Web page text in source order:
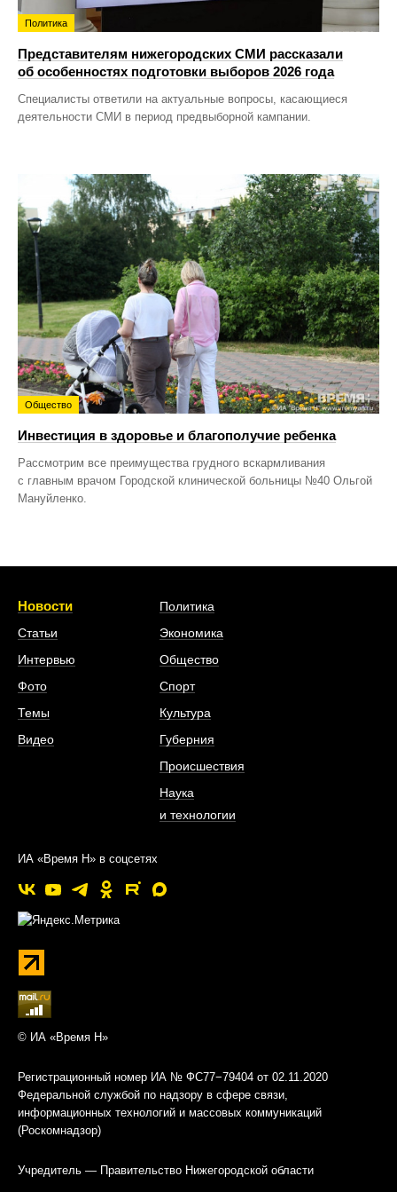
Политика
Представителям нижегородских СМИ рассказали
об особенностях подготовки выборов 2026 года
Специалисты ответили на актуальные вопросы, касающиеся
деятельности СМИ в период предвыборной кампании.
Общество
Инвестиция в здоровье и благополучие ребенка
Рассмотрим все преимущества грудного вскармливания
с главным врачом Городской клинической больницы №40 Ольгой
Мануйленко.
Новости
Статьи
Интервью
Фото
Темы
Видео
Политика
Экономика
Общество
Спорт
Культура
Губерния
Происшествия
Наука
и технологии
ИА «Время Н» в соцсетях
© ИА «Время Н»
Регистрационный номер ИА № ФС77−79404 от 02.11.2020
Федеральной службой по надзору в сфере связи,
информационных технологий и массовых коммуникаций
(Роскомнадзор)
Учредитель — Правительство Нижегородской области